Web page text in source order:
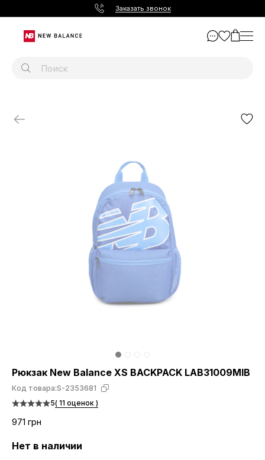
Заказать звонок
Рюкзак New Balance XS BACKPACK LAB31009MIB
Код товара:S-2353681
5( 11 оценок )
971 грн
Нет в наличии